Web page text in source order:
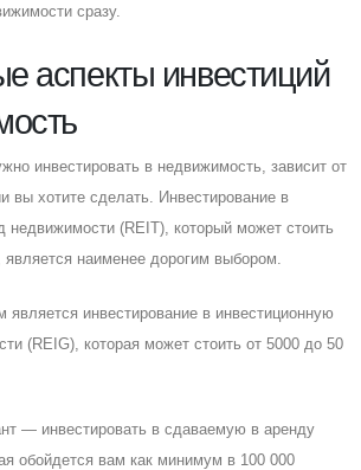
сразу.
аспекты инвестиций
инвестировать в недвижимость, зависит от
вы хотите сделать. Инвестирование в
недвижимости (REIT), который может стоить
наименее дорогим выбором.
является инвестирование в инвестиционную
(REIG), которая может стоить от 5000 до 50
— инвестировать в сдаваемую в аренду
обойдется вам как минимум в 100 000